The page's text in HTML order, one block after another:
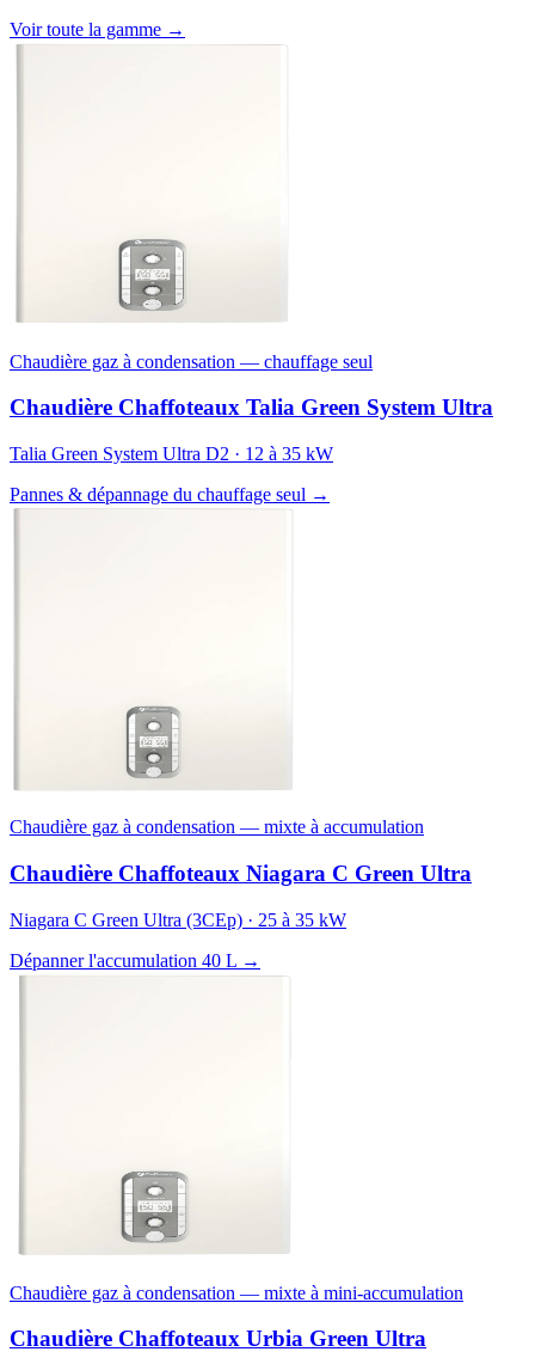
Voir toute la gamme →
Chaudière gaz à condensation — chauffage seul
Chaudière Chaffoteaux Talia Green System Ultra
Talia Green System Ultra D2 · 12 à 35 kW
Pannes & dépannage du chauffage seul →
Chaudière gaz à condensation — mixte à accumulation
Chaudière Chaffoteaux Niagara C Green Ultra
Niagara C Green Ultra (3CEp) · 25 à 35 kW
Dépanner l'accumulation 40 L →
Chaudière gaz à condensation — mixte à mini-accumulation
Chaudière Chaffoteaux Urbia Green Ultra